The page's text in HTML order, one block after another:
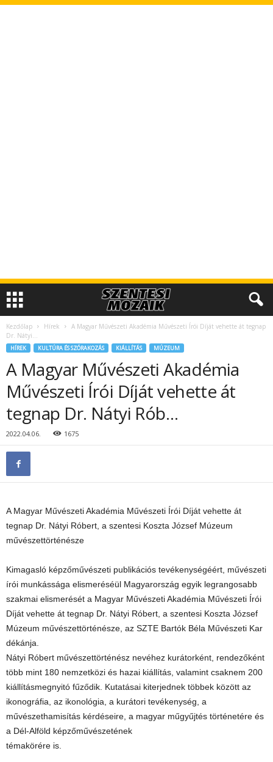
Kezdőlap Hírek
A Magyar Művészeti Akadémia Művészeti Írói Díját vehette át tegnap
Dr. Nátyi...
HÍREK KULTÚRA ÉS SZÓRAKOZÁS KIÁLLÍTÁS MÚZEUM
A Magyar Művészeti Akadémia
Művészeti Írói Díját vehette át
tegnap Dr. Nátyi Rób…
2022.04.06. 1675
A Magyar Művészeti Akadémia Művészeti Írói Díját vehette át
tegnap Dr. Nátyi Róbert, a szentesi Koszta József Múzeum
művészettörténésze
Kimagasló képzőművészeti publikációs tevékenységéért, művészeti
írói munkássága elismeréséül Magyarország egyik legrangosabb
szakmai elismerését a Magyar Művészeti Akadémia Művészeti Írói
Díját vehette át tegnap Dr. Nátyi Róbert, a szentesi Koszta József
Múzeum művészettörténésze, az SZTE Bartók Béla Művészeti Kar
dékánja.
Nátyi Róbert művészettörténész nevéhez kurátorként, rendezőként
több mint 180 nemzetközi és hazai kiállítás, valamint csaknem 200
kiállításmegnyitó fűződik. Kutatásai kiterjednek többek között az
ikonográfia, az ikonológia, a kurátori tevékenység, a
művészethamisítás kérdéseire, a magyar műgyűjtés történetére és
a Dél-Alföld képzőművészetének
témakörére is.